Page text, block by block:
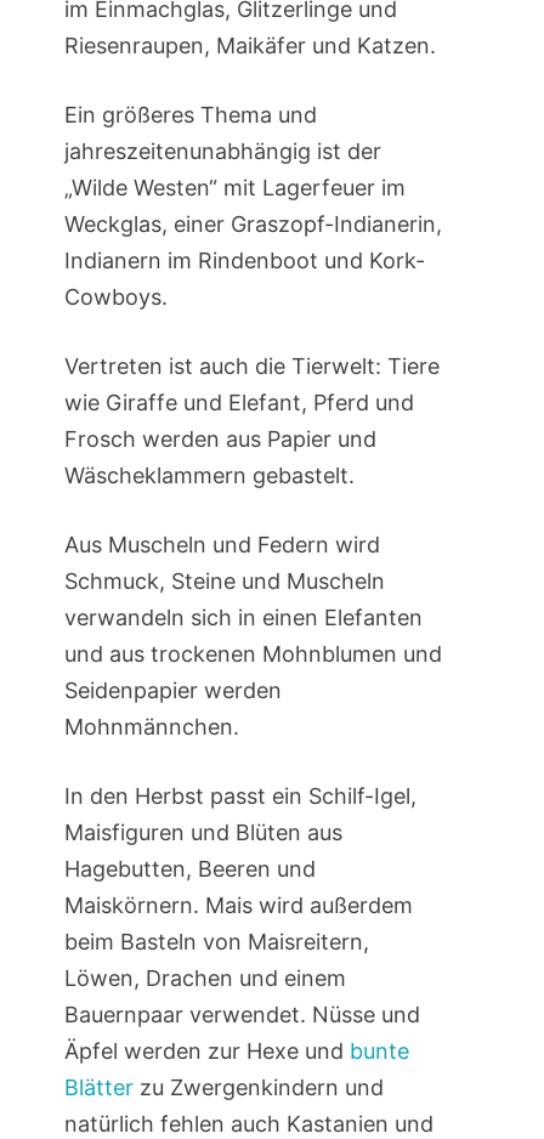
im Einmachglas, Glitzerlinge und
Riesenraupen, Maikäfer und Katzen.
Ein größeres Thema und
jahreszeitenunabhängig ist der
„Wilde Westen“ mit Lagerfeuer im
Weckglas, einer Graszopf-Indianerin,
Indianern im Rindenboot und Kork-
Cowboys.
Vertreten ist auch die Tierwelt: Tiere
wie Giraffe und Elefant, Pferd und
Frosch werden aus Papier und
Wäscheklammern gebastelt.
Aus Muscheln und Federn wird
Schmuck, Steine und Muscheln
verwandeln sich in einen Elefanten
und aus trockenen Mohnblumen und
Seidenpapier werden
Mohnmännchen.
In den Herbst passt ein Schilf-Igel,
Maisfiguren und Blüten aus
Hagebutten, Beeren und
Maiskörnern. Mais wird außerdem
beim Basteln von Maisreitern,
Löwen, Drachen und einem
Bauernpaar verwendet. Nüsse und
Äpfel werden zur Hexe und bunte
Blätterzu Zwergenkindern und
natürlich fehlen auch Kastanien und